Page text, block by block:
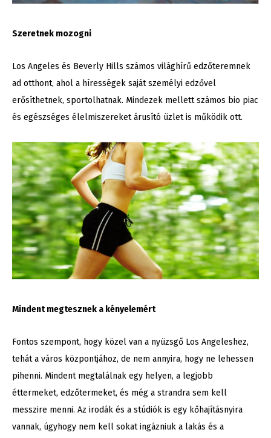
Szeretnek mozogni
Los Angeles és Beverly Hills számos világhírű edzőteremnek
ad otthont, ahol a hírességek saját személyi edzővel
erősíthetnek, sportolhatnak. Mindezek mellett számos bio piac
és egészséges élelmiszereket árusító üzlet is működik ott.
Mindent megtesznek a kényelemért
Fontos szempont, hogy közel van a nyüzsgő Los Angeleshez,
tehát a város központjához, de nem annyira, hogy ne lehessen
pihenni. Mindent megtalálnak egy helyen, a legjobb
éttermeket, edzőtermeket, és még a strandra sem kell
messzire menni. Az irodák és a stúdiók is egy kőhajításnyira
vannak, úgyhogy nem kell sokat ingázniuk a lakás és a